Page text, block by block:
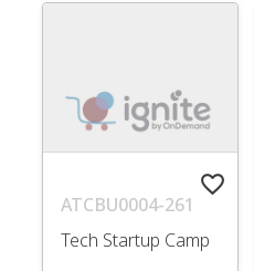
favorite_border
ATCBU0004-261
Tech Startup Camp